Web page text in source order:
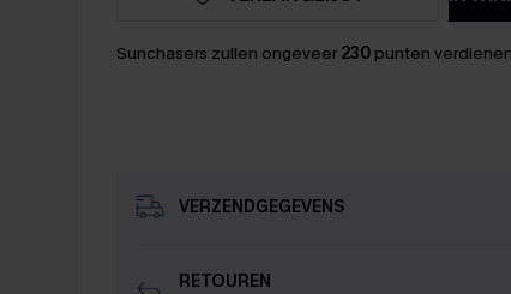
Sunchasers zullen ongeveer 230punten
VERZENDGEGEVENS
RETOUREN